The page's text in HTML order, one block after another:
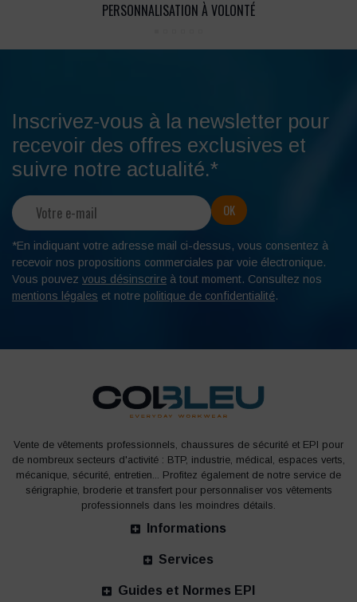
PERSONNALISATION À VOLONTÉ
Inscrivez-vous à la newsletter pour
recevoir des offres exclusives et
suivre notre actualité.*
*En indiquant votre adresse mail ci-dessus, vous consentez à
recevoir nos propositions commerciales par voie électronique.
Vous pouvez vous désinscrire à tout moment. Consultez nos
mentions légales et notre politique de confidentialité.
Vente de vêtements professionnels, chaussures de sécurité et EPI pour
de nombreux secteurs d'activité : BTP, industrie, médical, espaces verts,
mécanique, sécurité, entretien... Profitez également de notre service de
sérigraphie, broderie et transfert pour personnaliser vos vêtements
professionnels dans les moindres détails.
Informations
Services
Guides et Normes EPI